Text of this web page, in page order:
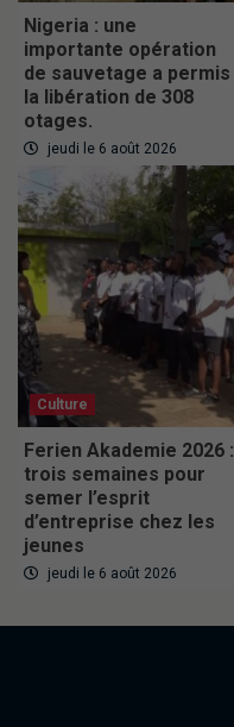
Nigeria : une
importante opération
de sauvetage a permis
la libération de 308
otages.
jeudi le 6 août 2026
Culture
Ferien Akademie 2026 :
trois semaines pour
semer l’esprit
d’entreprise chez les
jeunes
jeudi le 6 août 2026